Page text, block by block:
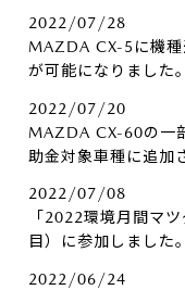
2022/07/28
MAZDA CX-5に機種
が可能になりました。
2022/07/20
MAZDA CX-60の一
助金対象車種に追加
2022/07/08
「2022環境月間マ
目）に参加しました。
2022/06/24